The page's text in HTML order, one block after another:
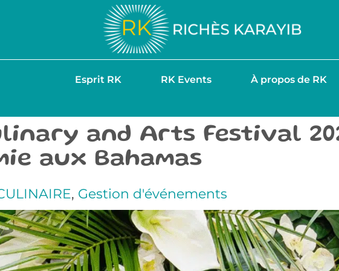
Esprit RK RK Events À propos de RK
and Arts Festival
aux Bahamas
, Gestion d'événements